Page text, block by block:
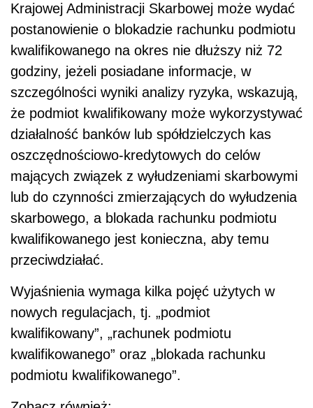
Krajowej Administracji Skarbowej może wydać
postanowienie o blokadzie rachunku podmiotu
kwalifikowanego na okres nie dłuższy niż 72
godziny, jeżeli posiadane informacje, w
szczególności wyniki analizy ryzyka, wskazują,
że podmiot kwalifikowany może wykorzystywać
działalność banków lub spółdzielczych kas
oszczędnościowo-kredytowych do celów
mających związek z wyłudzeniami skarbowymi
lub do czynności zmierzających do wyłudzenia
skarbowego, a blokada rachunku podmiotu
kwalifikowanego jest konieczna, aby temu
przeciwdziałać.
Wyjaśnienia wymaga kilka pojęć użytych w
nowych regulacjach, tj. „podmiot
kwalifikowany”, „rachunek podmiotu
kwalifikowanego” oraz „blokada rachunku
podmiotu kwalifikowanego”.